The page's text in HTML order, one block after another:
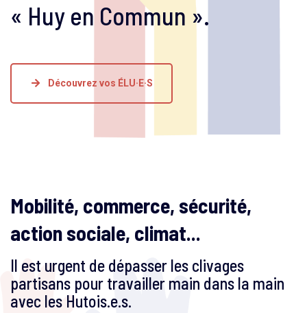
« Huy en Commun ».
Découvrez vos ÉLU·E·S
Mobilité, commerce, sécurité,
action sociale, climat...
Il est urgent de dépasser les clivages
partisans pour travailler main dans la main
avec les Hutois.e.s.